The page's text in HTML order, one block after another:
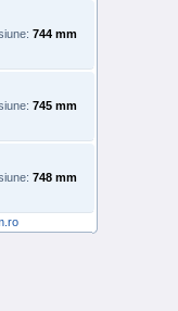
744 mm
745 mm
748 mm